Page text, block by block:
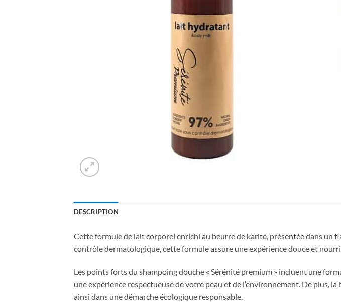
DESCRIPTION
Cette formule de lait corporel enrichi au beurre de karité, présentée dans un
contrôle dermatologique, cette formule assure une expérience douce et
Les points forts du shampoing douche « Sérénité premium » incluent une
une expérience respectueuse de votre peau et de l’environnement. De plus,
ainsi dans une démarche écologique responsable.